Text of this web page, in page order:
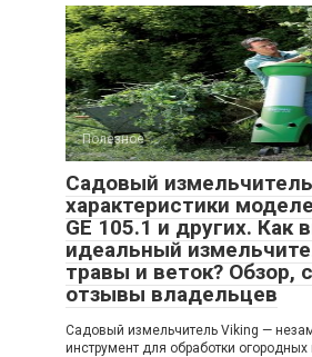
Полезное
Садовый
характеристики
GE 105.1 и других. Как
идеальный
травы и веток? Обзор,
отзывы владельцев
Садовый измельчитель Viking —
инструмент для обработки